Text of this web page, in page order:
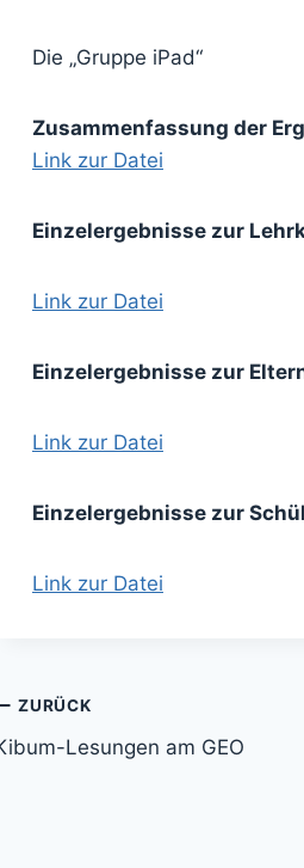
Die „Gruppe iPad“
Zusammenfassung der
Link zur Datei
Einzelergebnisse zur
Link zur Datei
Einzelergebnisse zur
Link zur Datei
Einzelergebnisse zur
Link zur Datei
ZURÜCK
Lesungen am GEO